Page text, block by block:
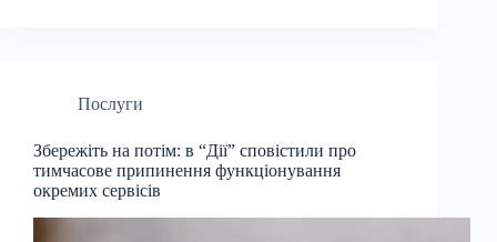
Послуги
Збережіть на потім: в “Дії” сповістили про
тимчасове припинення функціонування
окремих сервісів